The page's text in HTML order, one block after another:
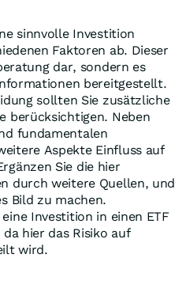
sinnvolle Investition
Faktoren ab. Dieser
dar, sondern es
bereitgestellt.
sollten Sie zusätzliche
berücksichtigen. Neben
fundamentalen
Aspekte Einfluss auf
Sie die hier
durch weitere Quellen, und
Bild zu machen.
Investition in einen ETF
hier das Risiko auf
wird.